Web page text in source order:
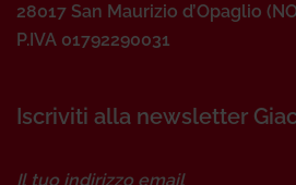
28017 San Maurizio d’Opaglio
P.IVA 01792290031
Iscriviti alla newsletter